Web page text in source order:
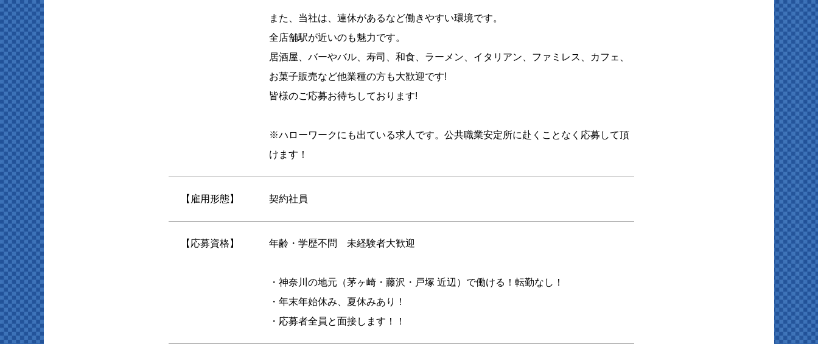
また、当社は、連休があるなど働きやすい環境です。
全店舗駅が近いのも魅力です。
居酒屋、バーやバル、寿司、和食、ラーメン、イタリアン、ファミレス、カフェ、
お菓子販売など他業種の方も大歓迎です!
皆様のご応募お待ちしております!
※ハローワークにも出ている求人です。公共職業安定所に赴くことなく応募して頂
けます！
【雇用形態】 契約社員
【応募資格】 年齢・学歴不問 未経験者大歓迎
・神奈川の地元（茅ヶ崎・藤沢・戸塚 近辺）で働ける！転勤なし！
・年末年始休み、夏休みあり！
・応募者全員と面接します！！